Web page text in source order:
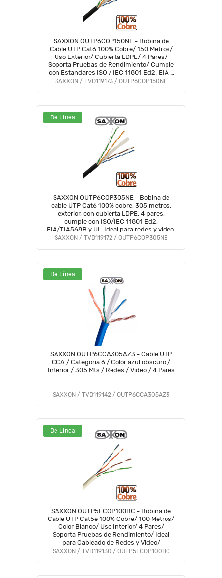
SAXXON OUTP6COP150NE - Bobina de
Cable UTP Cat6 100% Cobre/ 150 Metros/
Uso Exterior/ Cubierta LDPE/ 4 Pares/
Soporta Pruebas de Rendimiento/ Cumple
con Estandares ISO / IEC 11801 Ed2; EIA /
TIA568B/ UL/ Ideal para Cableado de
SAXXON / TVD119173 / OUTP6COP150NE
De Línea
SAXXON OUTP6COP305NE - Bobina de
cable UTP Cat6 100% cobre, 305 metros,
exterior, con cubierta LDPE, 4 pares,
cumple con ISO/IEC 11801 Ed2,
EIA/TIA568B y UL. Ideal para redes y video.
SAXXON / TVD119172 / OUTP6COP305NE
De Línea
SAXXON OUTP6CCA305AZ3 - Cable UTP
CCA / Categoria 6 / Color azul obscuro /
Interior / 305 Mts / Redes / Video / 4 Pares
SAXXON / TVD119142 / OUTP6CCA305AZ3
De Línea
SAXXON OUTP5ECOP100BC - Bobina de
Cable UTP Cat5e 100% Cobre/ 100 Metros/
Color Blanco/ Uso Interior/ 4 Pares/
Soporta Pruebas de Rendimiento/ Ideal
para Cableado de Redes y Video/
SAXXON / TVD119130 / OUTP5ECOP100BC